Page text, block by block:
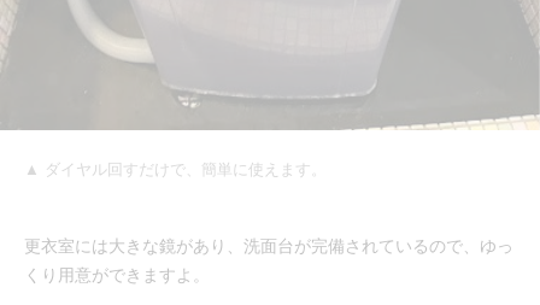
▲ ダイヤル回すだけで、簡単に使えます。
更衣室には大きな鏡があり、洗面台が完備されているので、ゆっ
くり用意ができますよ。